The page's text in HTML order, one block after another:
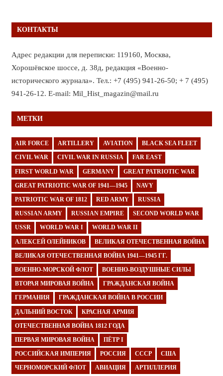
КОНТАКТЫ
Адрес редакции для переписки: 119160, Москва,
Хорошёвское шоссе, д. 38д, редакция «Военно-
исторического журнала». Тел.: +7 (495) 941-26-50; + 7 (495)
941-26-12. E-mail: Mil_Hist_magazin@mail.ru
МЕТКИ
AIR FORCE ARTILLERY AVIATION BLACK SEA FLEET
CIVIL WAR CIVIL WAR IN RUSSIA FAR EAST
FIRST WORLD WAR GERMANY GREAT PATRIOTIC WAR
GREAT PATRIOTIC WAR OF 1941—1945 NAVY
PATRIOTIC WAR OF 1812 RED ARMY RUSSIA
RUSSIAN ARMY RUSSIAN EMPIRE SECOND WORLD WAR
USSR WORLD WAR I WORLD WAR II
АЛЕКСЕЙ ОЛЕЙНИКОВ ВЕЛИКАЯ ОТЕЧЕСТВЕННАЯ ВОЙНА
ВЕЛИКАЯ ОТЕЧЕСТВЕННАЯ ВОЙНА 1941—1945 ГГ.
ВОЕННО-МОРСКОЙ ФЛОТ ВОЕННО-ВОЗДУШНЫЕ СИЛЫ
ВТОРАЯ МИРОВАЯ ВОЙНА ГРАЖДАНСКАЯ ВОЙНА
ГЕРМАНИЯ ГРАЖДАНСКАЯ ВОЙНА В РОССИИ
ДАЛЬНИЙ ВОСТОК КРАСНАЯ АРМИЯ
ОТЕЧЕСТВЕННАЯ ВОЙНА 1812 ГОДА
ПЕРВАЯ МИРОВАЯ ВОЙНА ПЁТР I
РОССИЙСКАЯ ИМПЕРИЯ РОССИЯ СССР США
ЧЕРНОМОРСКИЙ ФЛОТ АВИАЦИЯ АРТИЛЛЕРИЯ